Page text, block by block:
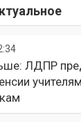
ЛДПР